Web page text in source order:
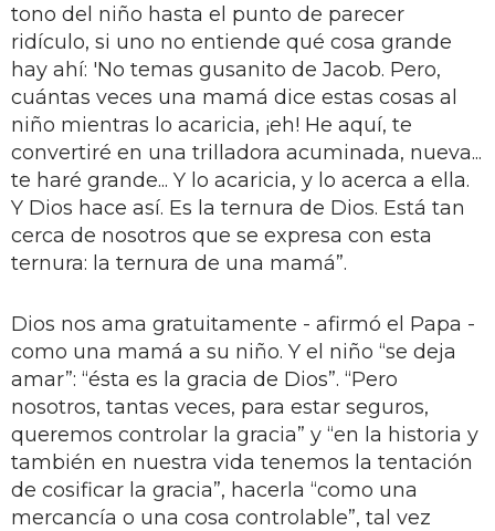
tono del niño hasta el punto de parecer
ridículo, si uno no entiende qué cosa grande
hay ahí: 'No temas gusanito de Jacob. Pero,
cuántas veces una mamá dice estas cosas al
niño mientras lo acaricia, ¡eh! He aquí, te
convertiré en una trilladora acuminada, nueva...
te haré grande... Y lo acaricia, y lo acerca a ella.
Y Dios hace así. Es la ternura de Dios. Está tan
cerca de nosotros que se expresa con esta
ternura: la ternura de una mamá”.
Dios nos ama gratuitamente - afirmó el Papa -
como una mamá a su niño. Y el niño “se deja
amar”: “ésta es la gracia de Dios”. “Pero
nosotros, tantas veces, para estar seguros,
queremos controlar la gracia” y “en la historia y
también en nuestra vida tenemos la tentación
de cosificar la gracia”, hacerla “como una
mercancía o una cosa controlable”, tal vez